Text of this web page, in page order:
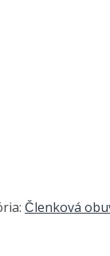
Členková